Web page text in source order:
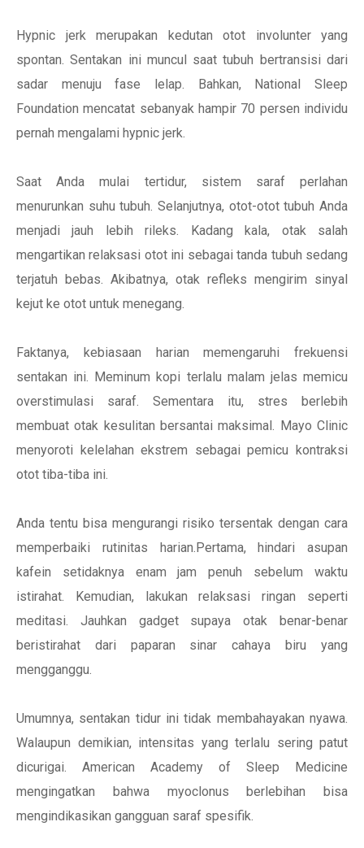
Hypnic jerk merupakan kedutan otot involunter yang
spontan. Sentakan ini muncul saat tubuh bertransisi dari
sadar menuju fase lelap. Bahkan, National Sleep
Foundation mencatat sebanyak hampir 70 persen individu
pernah mengalami hypnic jerk.
Saat Anda mulai tertidur, sistem saraf perlahan
menurunkan suhu tubuh. Selanjutnya, otot-otot tubuh Anda
menjadi jauh lebih rileks. Kadang kala, otak salah
mengartikan relaksasi otot ini sebagai tanda tubuh sedang
terjatuh bebas. Akibatnya, otak refleks mengirim sinyal
kejut ke otot untuk menegang.
Faktanya, kebiasaan harian memengaruhi frekuensi
sentakan ini. Meminum kopi terlalu malam jelas memicu
overstimulasi saraf. Sementara itu, stres berlebih
membuat otak kesulitan bersantai maksimal. Mayo Clinic
menyoroti kelelahan ekstrem sebagai pemicu kontraksi
otot tiba-tiba ini.
Anda tentu bisa mengurangi risiko tersentak dengan cara
memperbaiki rutinitas harian.Pertama, hindari asupan
kafein setidaknya enam jam penuh sebelum waktu
istirahat. Kemudian, lakukan relaksasi ringan seperti
meditasi. Jauhkan gadget supaya otak benar-benar
beristirahat dari paparan sinar cahaya biru yang
mengganggu.
Umumnya, sentakan tidur ini tidak membahayakan nyawa.
Walaupun demikian, intensitas yang terlalu sering patut
dicurigai. American Academy of Sleep Medicine
mengingatkan bahwa myoclonus berlebihan bisa
mengindikasikan gangguan saraf spesifik.